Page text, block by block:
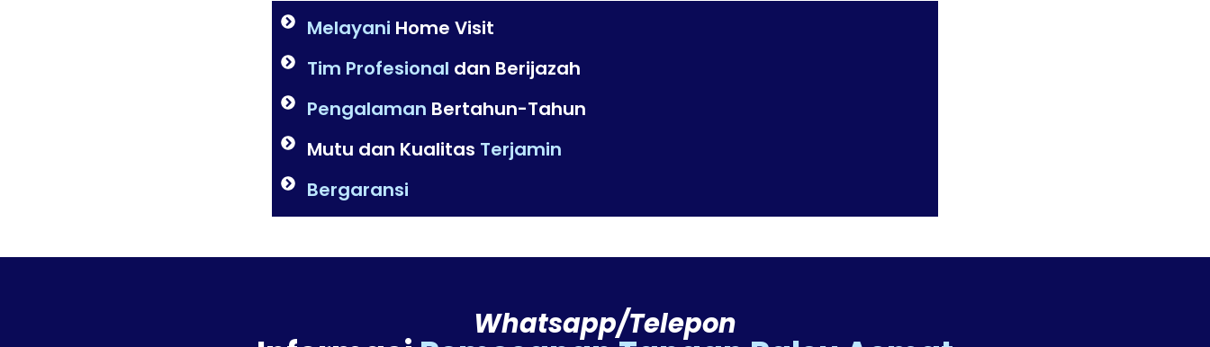
Melayani Home Visit
Tim Profesional dan Berijazah
Pengalaman Bertahun-Tahun
Mutu dan Kualitas Terjamin
Bergaransi
Whatsapp/Telepon